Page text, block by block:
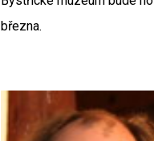
března.